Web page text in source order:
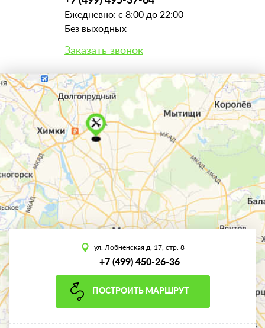
Ежедневно: с 8:00 до 22:00
Без выходных
Заказать звонок
ул. Лобненская д. 17, стр. 8
+7 (499) 450-26-36
ПОСТРОИТЬ МАРШРУТ